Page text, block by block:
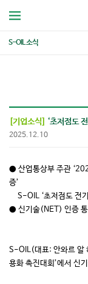
S-OIL 소식
[기업소식] ‘초저점도
2025.12.10
● 산업통상부 주관
증’
S-OIL ‘초저점도 전기
● 신기술(NET) 인증
S-OIL(대표: 안와르 알
용화 촉진대회’에서 신